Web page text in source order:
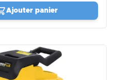
Ajouter panier